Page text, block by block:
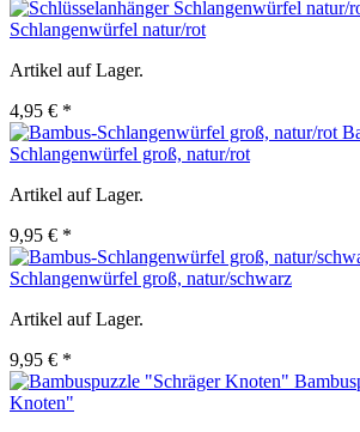
Schlangenwürfel natur/rot
Artikel auf Lager.
4,95 € *
Schlangenwürfel groß, natur/rot
Artikel auf Lager.
9,95 € *
Schlangenwürfel groß, natur/schwarz
Artikel auf Lager.
9,95 € *
Knoten"